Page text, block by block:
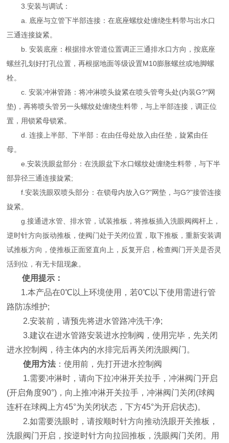
3.安装与调试：
a. 底座与立管下半部连接：在底座螺纹处缠绕生料带与出水口
三通连接旋紧。
b. 安装底座：根据排水管道位置调正三通排水口方向，按底座
螺丝孔划好打孔位置，再根据地面等级设置M10膨胀螺丝或地脚螺
栓。
c. 安装冲淋管路：将冲淋喷头旋紧在喷头管弯头处(内装G?″网
垫)，再将喷头管另一头螺纹处缠绕生料带，与上半部连接，调正位
置，用锁紧母锁紧。
d. 连接上半部、下半部：在由任母处放入由任垫，旋紧由任
母。
e.安装洗眼盆部分：在洗眼盆下水口螺纹处缠绕生料带，与下半
部异径三通连接旋紧;
f.安装洗眼双喷头部分：在锁母内放入G?"网垫，与G?"接管连接
旋紧。
g.接通进水管、排水管，试装推板，将推板插入洗眼阀阀杆上，
逆时针方向扳动推板，使阀门处于关闭位置，取下推板，重新安装调
试推板方向，使推板正面竖直向上，反复开启，检查阀门开关是否灵
活到位，有无卡阻现象。
使用提示：
1.本产品在0℃以上环境使用，若0℃以下使用需进行管
路防冻维护;
2.安装前，请预先将进水管路冲洗干净;
3.建议在进水管路安装进水控制阀，使用完毕，先关闭
进水控制阀，待主体内的水排完后再关闭洗眼阀门。
使用方法 ：使用前，先打开进水控制阀
1.需要冲淋时，请向下拉冲淋开关拉手，冲淋阀门开启
(开启角度90°)，向上推冲淋开关拉手，冲淋阀门关闭(球阀
连杆在球阀上方45°为关闭状态，下方45°为开启状态)。
2.如需要洗眼时，请按顺时针方向推动洗眼开关推板，
洗眼阀门开启，按逆时针方向拉回推板，洗眼阀门关闭。用